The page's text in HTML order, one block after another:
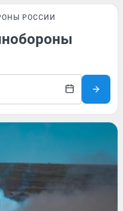
РОССИИ